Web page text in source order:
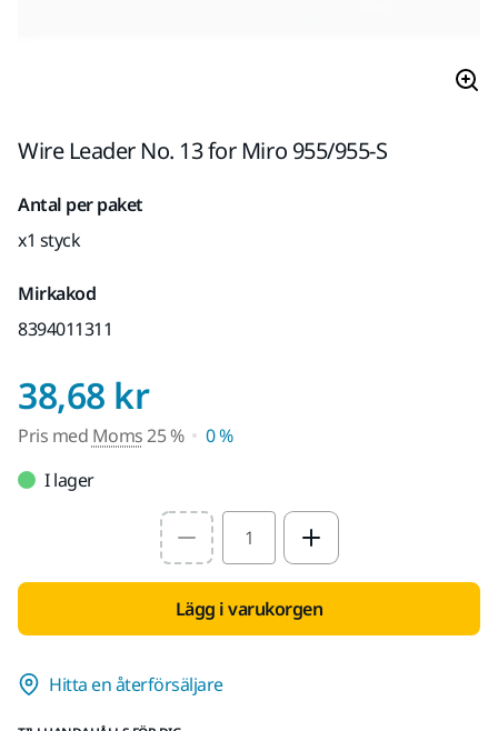
Wire Leader No. 13 for Miro 955/955-S
Antal per paket
x1 styck
Mirkakod
8394011311
38,68 krPris med Moms 25 %
Pris med Moms25 %
0 %
I lager
Select quantity value
Lägg i varukorgen
Hitta en återförsäljare